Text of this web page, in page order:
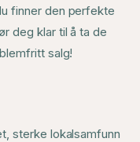
finner den perfekte
deg klar til å ta de
salg!
sterke lokalsamfunn